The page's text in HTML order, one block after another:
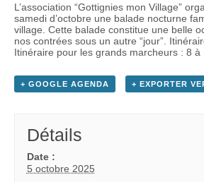
L’association “Gottignies mon Village”
samedi d’octobre une balade nocturne
village. Cette balade constitue une belle
nos contrées sous un autre “jour”.
Itinéraire pour les grands marcheurs : 8 à
+ GOOGLE AGENDA + EXPORTER
Détails
Date :
5 octobre 2025